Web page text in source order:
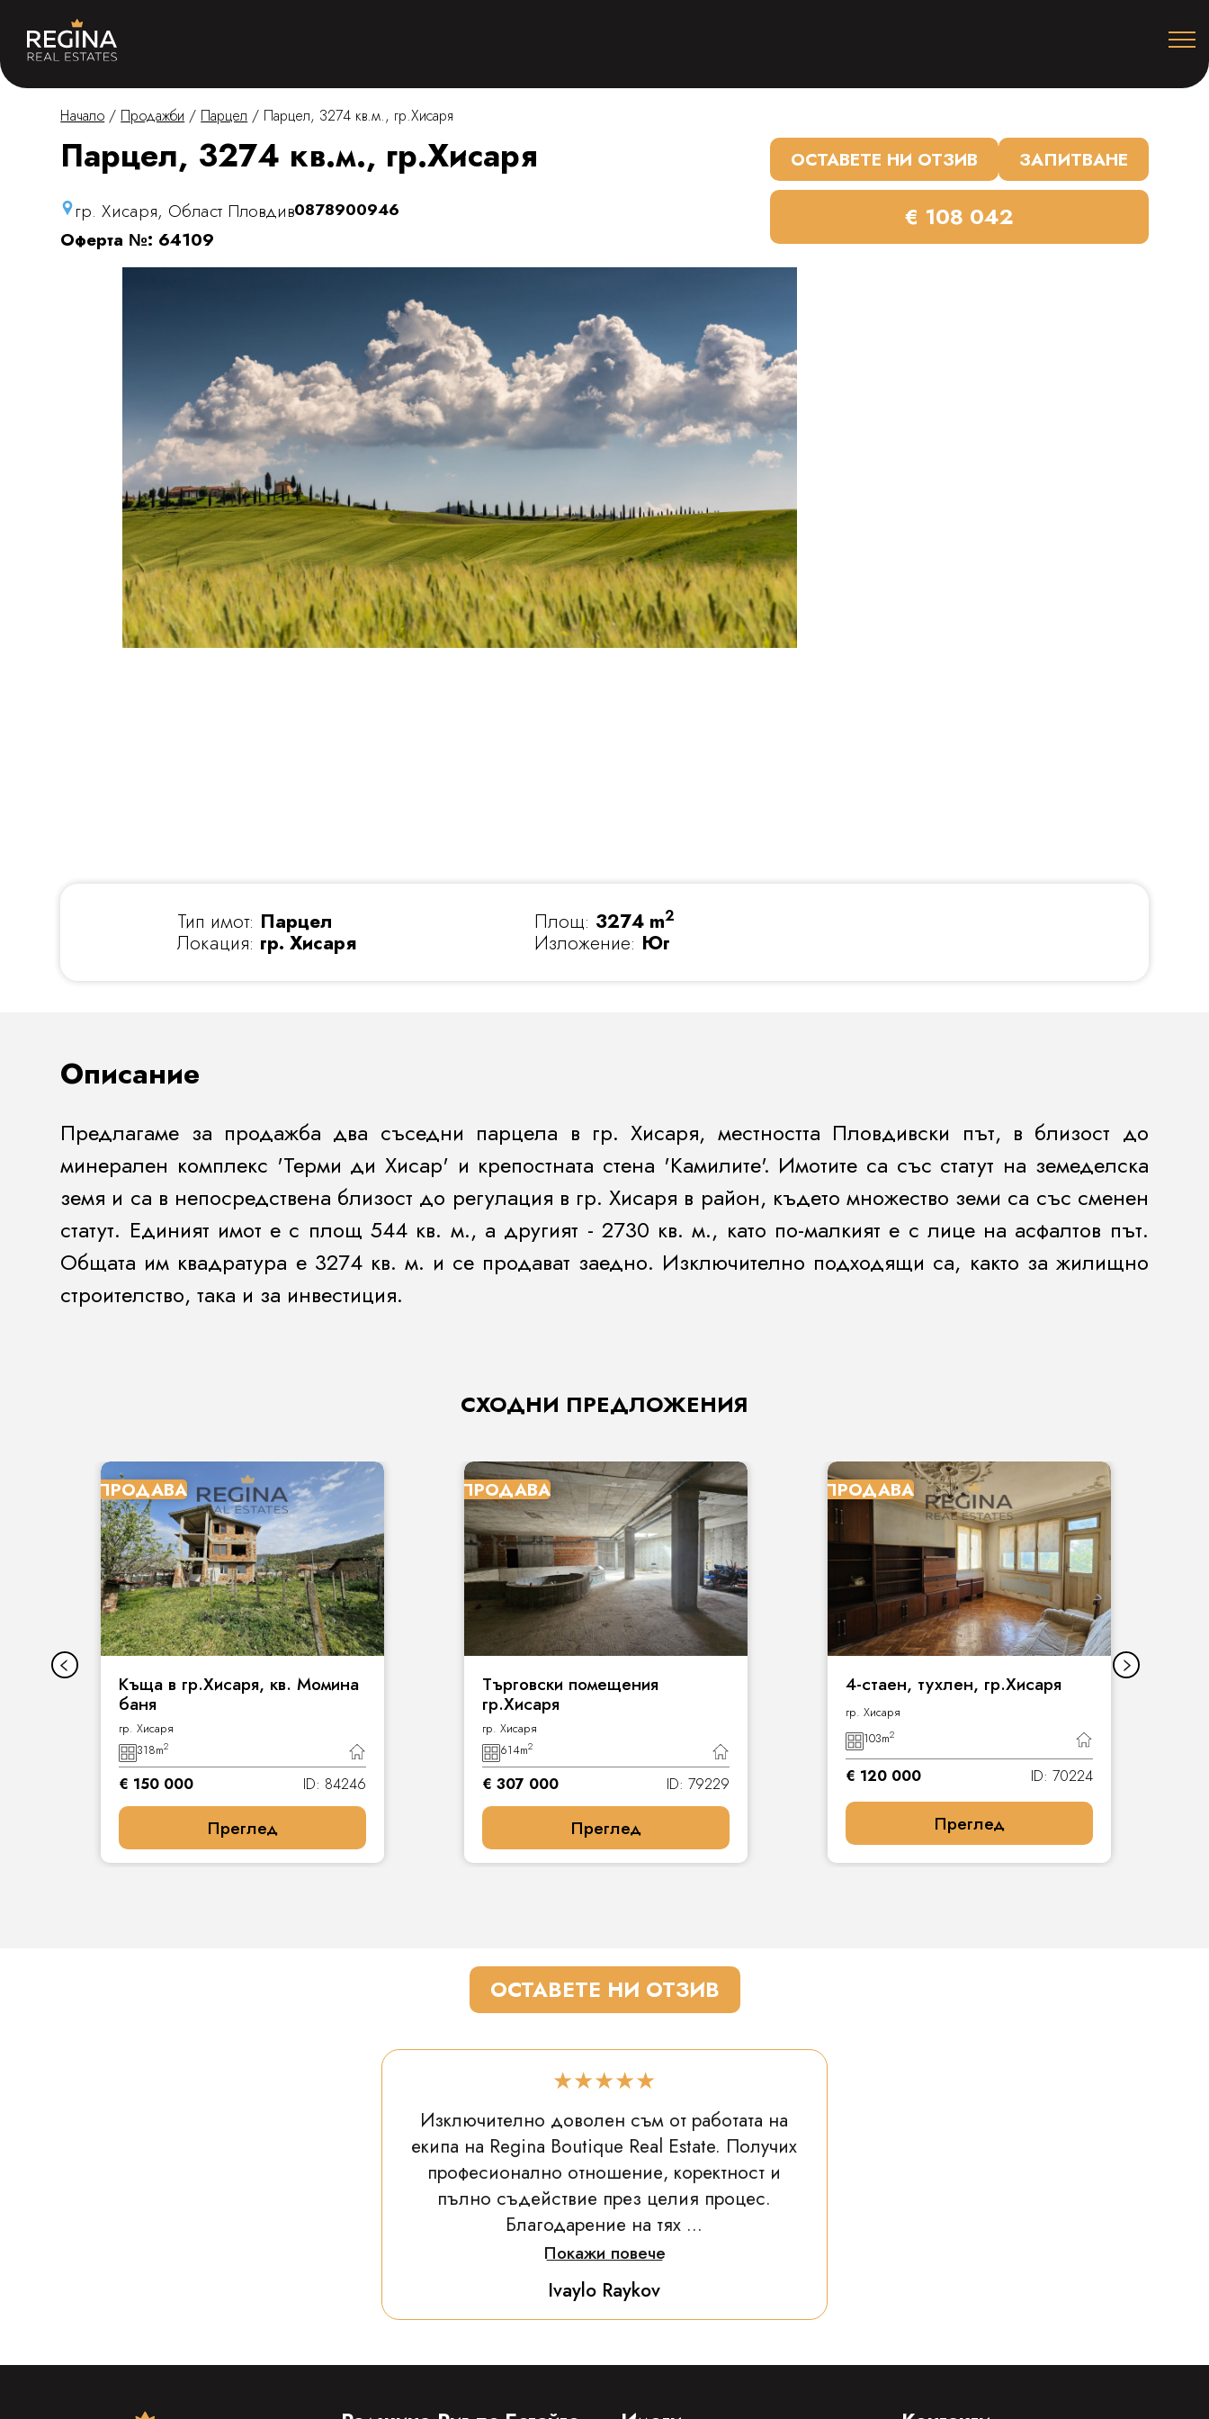
Начало / Продажби / Парцел / Парцел, 3274 кв.м., гр.Хисаря
Парцел, 3274 кв.м., гр.Хисаря
гр. Хисаря, Област Пловдив0878900946
Оферта №: 64109
ОСТАВЕТЕ НИ ОТЗИВ ЗАПИТВАНЕ
€ 108 042
Тип имот: Парцел
Локация: гр. Хисаря
Площ: 3274 m2
Изложение: Юг
Описание
Предлагаме за продажба два съседни парцела в гр. Хисаря, местността Пловдивски път, в близост до
минерален комплекс 'Терми ди Хисар' и крепостната стена 'Камилите'. Имотите са със статут на земеделска
земя и са в непосредствена близост до регулация в гр. Хисаря в район, където множество земи са със сменен
статут. Единият имот е с площ 544 кв. м., а другият - 2730 кв. м., като по-малкият е с лице на асфалтов път.
Общата им квадратура е 3274 кв. м. и се продават заедно. Изключително подходящи са, както за жилищно
строителство, така и за инвестиция.
СХОДНИ ПРЕДЛОЖЕНИЯ
ПРОДАВА
Къща в гр.Хисаря, кв. Момина
баня
гр. Хисаря
318m2
€ 150 000 ID: 84246
Преглед
ПРОДАВА
Търговски помещения
гр.Хисаря
гр. Хисаря
614m2
€ 307 000 ID: 79229
Преглед
ПРОДАВА
4-стаен, тухлен, гр.Хисаря
гр. Хисаря
103m2
€ 120 000 ID: 70224
Преглед
ОСТАВЕТЕ НИ ОТЗИВ
★★★★★
Изключително доволен съм от работата на
екипа на Regina Boutique Real Estate. Получих
професионално отношение, коректност и
пълно съдействие през целия процес.
Благодарение на тях ...
Покажи повече
Ivaylo Raykov